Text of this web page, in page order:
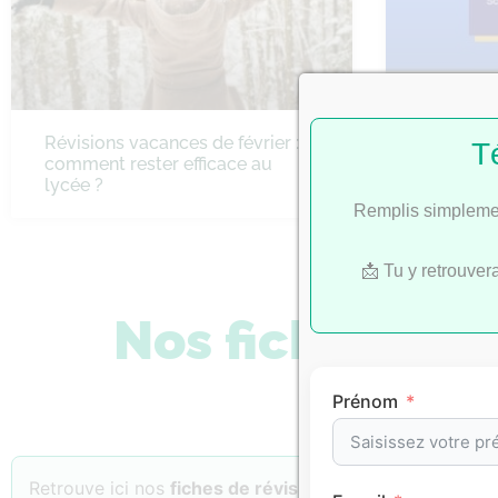
Révisions vacances de février :
comment rester efficace au
lycée ?
Bac
Nos fiches de
Retrouve ici nos fiches de révision
Remplis
📩 Tu y
Prénom